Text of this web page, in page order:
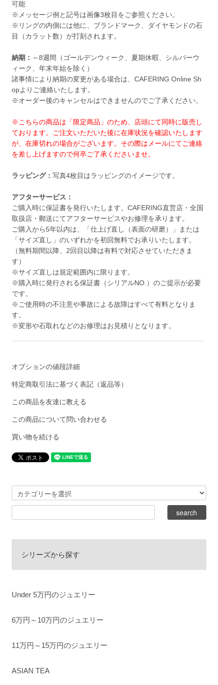
可能
※メッセージ例と記号は画像3枚目をご参照ください。
※リングの内側には他に、ブランドマーク、ダイヤモンドの石
目（カラット数）が打刻されます。
納期： ～8週間（ゴールデンウィーク、夏期休暇、シルバーウ
ィーク、年末年始を除く）
諸事情により納期の変更がある場合は、CAFERING Online Sh
opよりご連絡いたします。
※オーダー後のキャンセルはできませんのでご了承ください。
※こちらの商品は「限定商品」のため、店頭にて同時に販売し
ております。ご注文いただいた後に在庫状況を確認いたします
が、在庫切れの場合がございます。その際はメールにてご連絡
を差し上げますので何卒ご了承くださいませ。
ラッピング：写真4枚目はラッピングのイメージです。
アフターサービス：
ご購入時に保証書を発行いたします。CAFERING直営店・全国
取扱店・郵送にてアフターサービスやお修理を承ります。
ご購入から5年以内は、「仕上げ直し（表面の研磨）」または
「サイズ直し」のいずれかを初回無料でお承りいたします。
（無料期間以降、2回目以降は有料で対応させていただきま
す）
※サイズ直しは規定範囲内に限ります。
※購入時に発行される保証書（シリアルNO.）のご提示が必要
です。
※ご使用時の不注意や事故による故障はすべて有料となりま
す。
※変形や石取れなどのお修理はお見積りとなります。
オプションの値段詳細
特定商取引法に基づく表記（返品等）
この商品を友達に教える
この商品について問い合わせる
買い物を続ける
シリーズから探す
Under 5万円のジュエリー
6万円～10万円のジュエリー
11万円～15万円のジュエリー
ASIAN TEA